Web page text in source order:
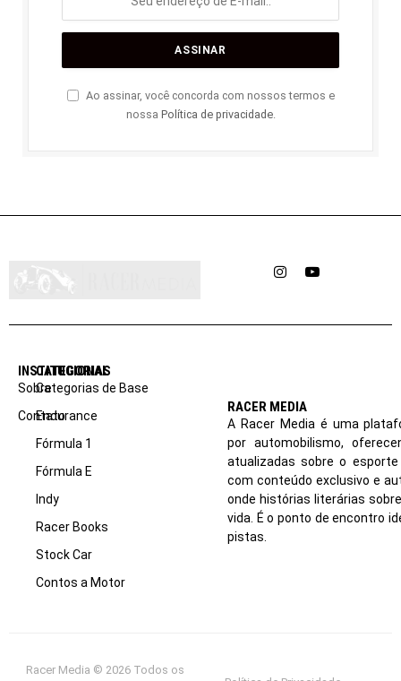
Ao assinar, você concorda com nossos termos e
nossa Política de privacidade.
InstagramYouTube
INSTITUCIONAL
Sobre
Contato
CATEGORIAS
Categorias de Base
Endurance
Fórmula 1
Fórmula E
Indy
Racer Books
Stock Car
Contos a Motor
RACER MEDIA
A Racer Media é uma
por automobilismo,
atualizadas sobre o
com conteúdo exclusivo e
onde histórias literárias
vida. É o ponto de encontro
pistas.
Racer Media © 2026 Todos os